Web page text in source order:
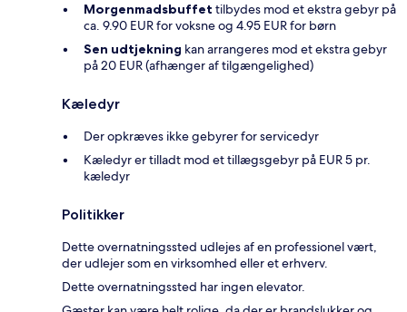
Morgenmadsbuffet tilbydes mod et ekstra gebyr på
ca. 9.90 EUR for voksne og 4.95 EUR for børn
Sen udtjekning kan arrangeres mod et ekstra gebyr
på 20 EUR (afhænger af tilgængelighed)
Kæledyr
Der opkræves ikke gebyrer for servicedyr
Kæledyr er tilladt mod et tillægsgebyr på EUR 5 pr.
kæledyr
Politikker
Dette overnatningssted udlejes af en professionel vært,
der udlejer som en virksomhed eller et erhverv.
Dette overnatningssted har ingen elevator.